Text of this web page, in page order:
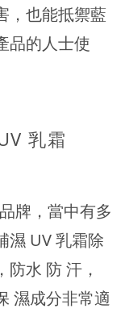
，也能抵禦藍
品的人士使
乳霜
牌，當中有多
濕 UV 乳霜除
水 防 汗，
濕成分非常適